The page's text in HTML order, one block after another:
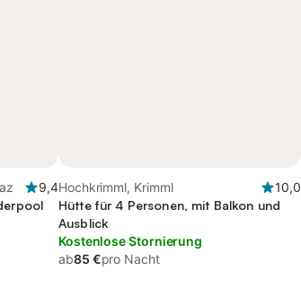
9,4Hochkrimml, Krimml
10,0
Hütte für 4 Personen, mit Balkon und
Ausblick
Kostenlose Stornierung
ab85 €pro Nacht